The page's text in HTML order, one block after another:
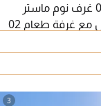
مميز تشطيب سوبر تكييف مركزي تتكون من 05 غرف نوم ماستر
اثنتان مع خزائن مجلس رجال كبير مدخل منفصل مع غرفة طعام 02
بالدور الأول قسم
خارجية غرفة غسيل
3